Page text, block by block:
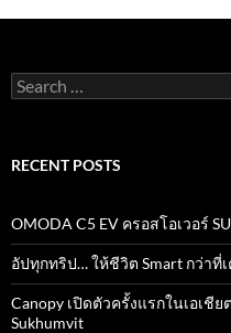
o
p
Search
for:
RECENT POSTS
OMODA C5 EV ครอสโอเวอร์
อัปทุกทริป… ให้ชีวิต Smart กว่าที่
Canopy เปิดตัวครั้งแรกในเอเชี
Sukhumvit